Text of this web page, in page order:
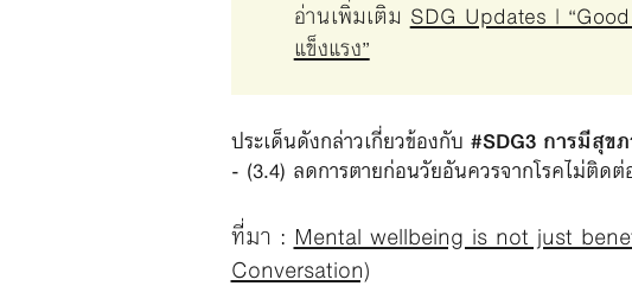
อ่านเพิ่มเติมSDG Updates |
แข็งแรง”
ประเด็นดังกล่าวเกี่ยวข้องกับ #SDG3 การมีสุข
- (3.4) ลดการตายก่อนวัยอันควรจากโรคไม่ติด
ที่มา :Mental wellbeing is not just
Conversation)